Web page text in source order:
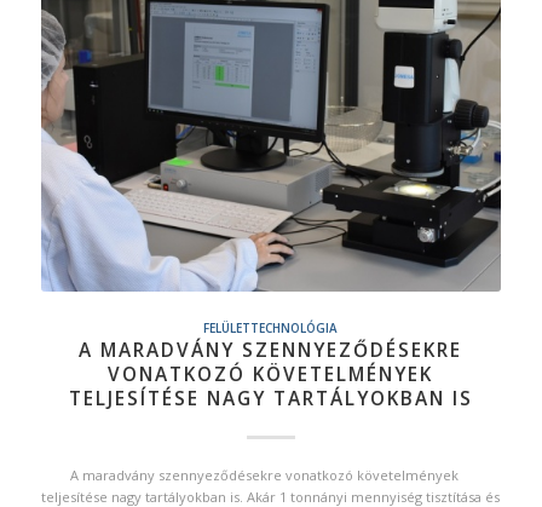
FELÜLETTECHNOLÓGIA
A MARADVÁNY SZENNYEZŐDÉSEKRE
VONATKOZÓ KÖVETELMÉNYEK
TELJESÍTÉSE NAGY TARTÁLYOKBAN IS
A maradvány szennyeződésekre vonatkozó követelmények
teljesítése nagy tartályokban is. Akár 1 tonnányi mennyiség tisztítása és